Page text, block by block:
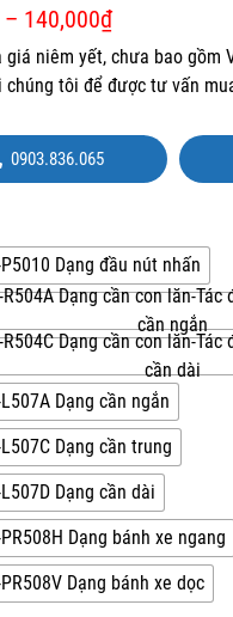
– 140,000₫
giá niêm yết, chưa bao gồm
chúng tôi để được tư vấn
0903.836.065
P5010 Dạng đầu nút nhấn
R504A Dạng cần con lăn-
cần ngắn
R504C Dạng cần con lăn-
cần dài
Dạng cần ngắn
Dạng cần trung
Dạng cần dài
Dạng bánh xe ngang
Dạng bánh xe dọc